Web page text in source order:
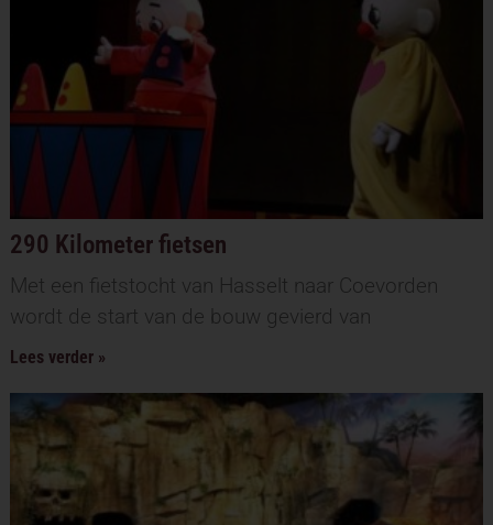
290 Kilometer fietsen
Met een fietstocht van Hasselt naar Coevorden
wordt de start van de bouw gevierd van
Lees verder »